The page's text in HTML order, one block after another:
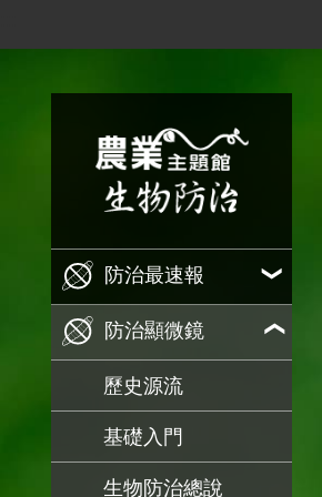
農業知識入口網
防治最速報
防治顯微鏡
歷史源流
基礎入門
生物防治總說